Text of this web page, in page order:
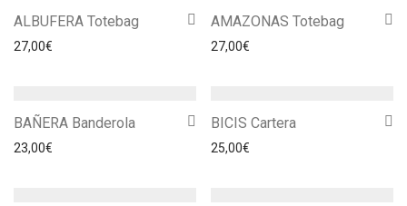
ALBUFERA Totebag
27,00€
AMAZONAS Totebag
27,00€
BAÑERA Banderola
23,00€
BICIS Cartera
25,00€